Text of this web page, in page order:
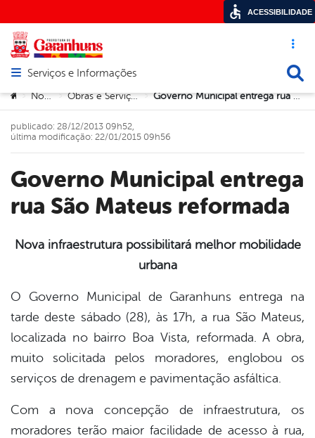
Acesso
Abrir menu principal de navegação
Serviços e Informações
Você está aqui:
> Notícias > Obras e Serviços Públicos > Governo Municipal entrega rua São Mateus reformada
Governo Municipal entrega
rua São Mateus reformada
publicado: 28/12/2013 09h52,
última modificação: 22/01/2015 09h56
Nova infraestrutura possibilitará melhor mobilidade
urbana
O Governo Municipal de Garanhuns entrega na
tarde deste sábado (28), às 17h, a rua São Mateus,
localizada no bairro Boa Vista, reformada. A obra,
muito solicitada pelos moradores, englobou os
serviços de drenagem e pavimentação asfáltica.
Com a nova concepção de infraestrutura, os
moradores terão maior facilidade de acesso à rua,
ACESSIBILIDADE